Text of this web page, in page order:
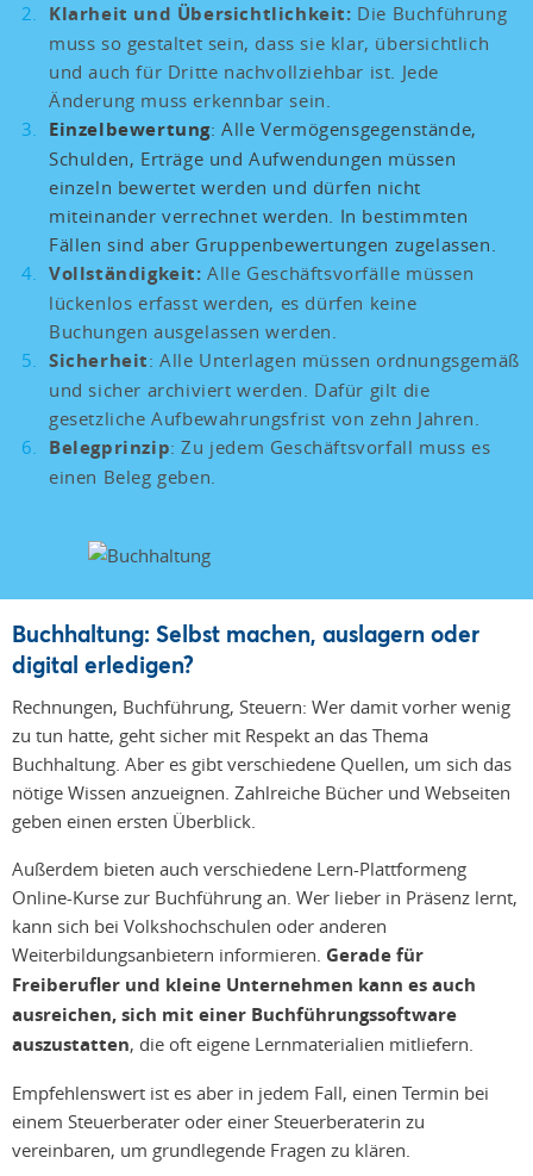
Klarheit und Übersichtlichkeit: Die Buchführung
muss so gestaltet sein, dass sie klar, übersichtlich
und auch für Dritte nachvollziehbar ist. Jede
Änderung muss erkennbar sein.
Einzelbewertung: Alle Vermögensgegenstände,
Schulden, Erträge und Aufwendungen müssen
einzeln bewertet werden und dürfen nicht
miteinander verrechnet werden. In bestimmten
Fällen sind aber Gruppenbewertungen zugelassen.
Vollständigkeit: Alle Geschäftsvorfälle müssen
lückenlos erfasst werden, es dürfen keine
Buchungen ausgelassen werden.
Sicherheit: Alle Unterlagen müssen ordnungsgemäß
und sicher archiviert werden. Dafür gilt die
gesetzliche Aufbewahrungsfrist von zehn Jahren.
Belegprinzip: Zu jedem Geschäftsvorfall muss es
einen Beleg geben.
Buchhaltung: Selbst machen, auslagern oder
digital erledigen?
Rechnungen, Buchführung, Steuern: Wer damit vorher wenig
zu tun hatte, geht sicher mit Respekt an das Thema
Buchhaltung. Aber es gibt verschiedene Quellen, um sich das
nötige Wissen anzueignen. Zahlreiche Bücher und Webseiten
geben einen ersten Überblick.
Außerdem bieten auch verschiedene Lern-Plattformeng
Online-Kurse zur Buchführung an. Wer lieber in Präsenz lernt,
kann sich bei Volkshochschulen oder anderen
Weiterbildungsanbietern informieren. Gerade für
Freiberufler und kleine Unternehmen kann es auch
ausreichen, sich mit einer Buchführungssoftware
auszustatten, die oft eigene Lernmaterialien mitliefern.
Empfehlenswert ist es aber in jedem Fall, einen Termin bei
einem Steuerberater oder einer Steuerberaterin zu
vereinbaren, um grundlegende Fragen zu klären.